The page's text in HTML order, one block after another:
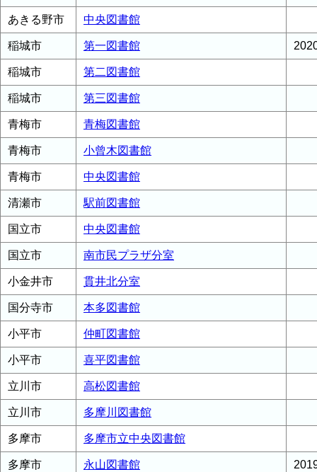
あきる野市 中央図書館
稲城市 第一図書館
稲城市 第二図書館
稲城市 第三図書館
青梅市 青梅図書館
青梅市 小曾木図書館
青梅市 中央図書館
清瀬市 駅前図書館
国立市 中央図書館
国立市 南市民プラザ分室
小金井市 貫井北分室
国分寺市 本多図書館
小平市 仲町図書館
小平市 喜平図書館
立川市 高松図書館
立川市 多摩川図書館
多摩市 多摩市立中央図書館
多摩市 永山図書館